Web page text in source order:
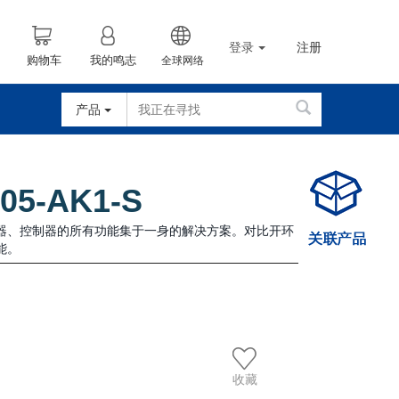
购物车 我的鸣志 全球网络
登录 注册
产品
AK1-S
控制器的所有功能集于一身的解决方案。对比开环
收藏